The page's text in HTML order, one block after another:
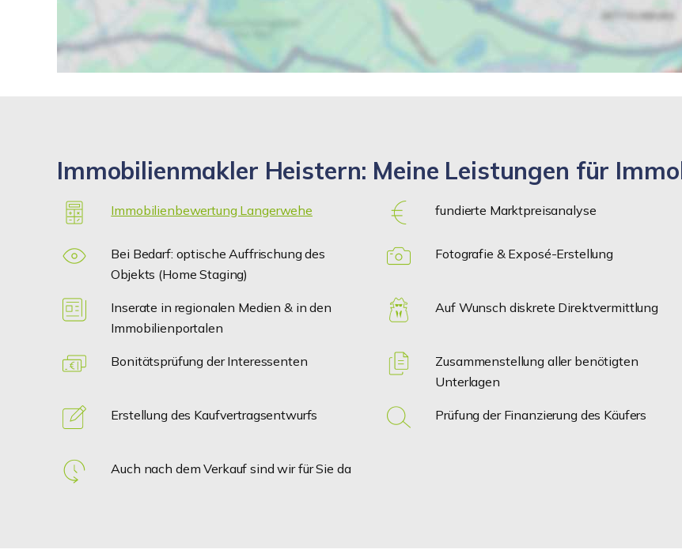
Immobilienmakler Heistern: Meine Leistungen für
Immobilienbewertung Langerwehe fundierte Marktpreisanalyse
Bei Bedarf: optische Auffrischung des
Objekts (Home Staging)
Fotografie & Exposé-Erstellung
Inserate in regionalen Medien & in den
Immobilienportalen
Auf Wunsch diskrete Direktvermittlung
Bonitätsprüfung der Interessenten
Zusammenstellung aller benötigten
Unterlagen
Erstellung des Kaufvertragsentwurfs Prüfung der Finanzierung des Käufers
Auch nach dem Verkauf sind wir für Sie da